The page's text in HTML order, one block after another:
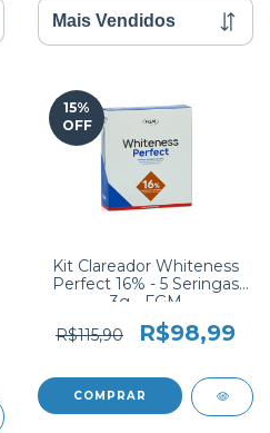
15%
OFF
Kit Clareador Whiteness
Perfect 16% - 5 Seringas
3g - FGM
R$115,90
R$98,99